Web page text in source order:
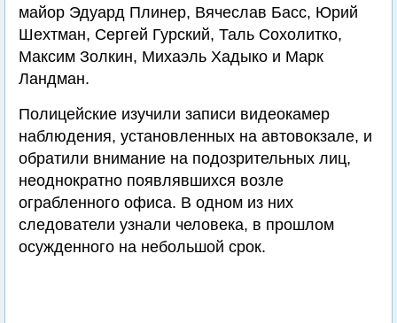
майор Эдуард Плинер, Вячеслав Басс, Юрий
Шехтман, Сергей Гурский, Таль Сохолитко,
Максим Золкин, Михаэль Хадыко и Марк
Ландман.
Полицейские изучили записи видеокамер
наблюдения, установленных на автовокзале, и
обратили внимание на подозрительных лиц,
неоднократно появлявшихся возле
ограбленного офиса. В одном из них
следователи узнали человека, в прошлом
осужденного на небольшой срок.